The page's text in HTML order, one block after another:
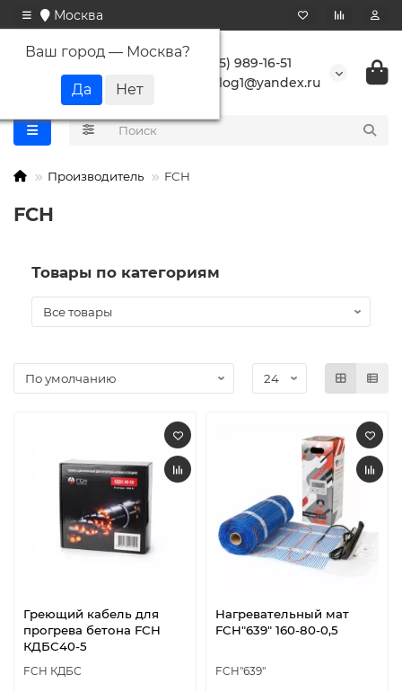
Москва
Ваш город — Москва?
+7 (495) 989-16-51
buranlog1@yandex.ru
Производитель FCH
FCH
Товары по категориям
Греющий кабель для
прогрева бетона FCH
КДБС40-5
FCH КДБС
Нагревательный мат
FCH"639" 160-80-0,5
FCH"639"